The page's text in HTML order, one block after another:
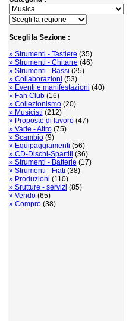
Scegli la Sezione :
» Strumenti - Tastiere (35)
» Strumenti - Chitarre (46)
» Strumenti - Bassi (25)
» Collaborazioni (53)
» Eventi e manifestazioni (40)
» Fan Club(16)
» Collezionismo(20)
» Musicisti (212)
» Proposte di lavoro(47)
» Varie - Altro(75)
» Scambio(9)
» Equipaggiamenti (56)
» CD-Dischi-Spartiti (36)
» Strumenti - Batterie (17)
» Strumenti - Fiati (38)
» Produzioni (110)
» Srutture - servizi (85)
» Vendo(65)
» Compro(38)